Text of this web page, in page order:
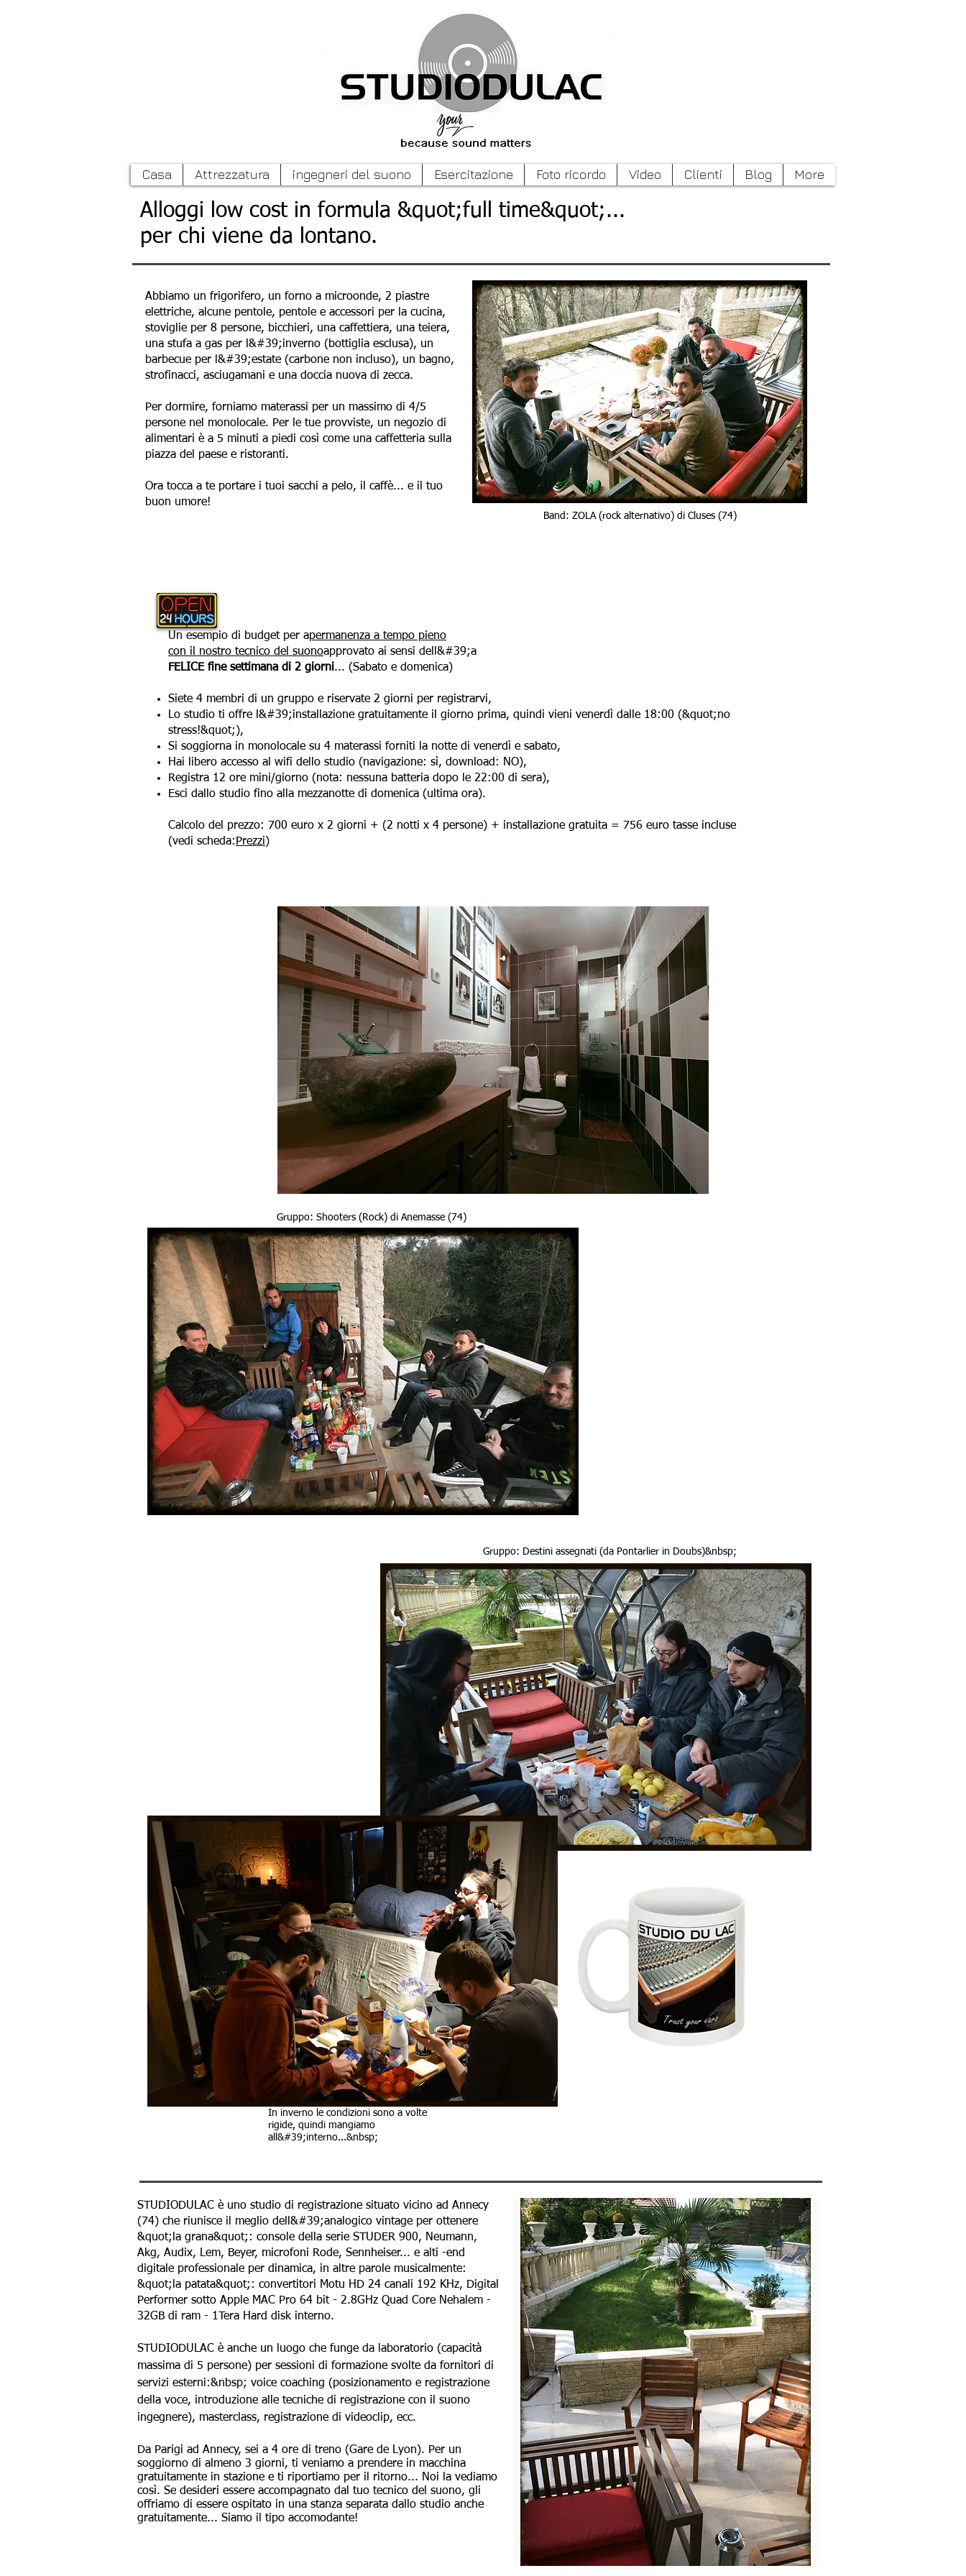
Casa Attrezzatura ingegneri del suono Esercitazione Foto ricordo Video Clienti Blog More
Band: ZOLA (rock alternativo) di Cluses (74)
Alloggi low cost in formula &quot;full time&quot;...
per chi viene da lontano.
Abbiamo un frigorifero, un forno a microonde, 2 piastre
elettriche, alcune pentole, pentole e accessori per la cucina,
stoviglie per 8 persone, bicchieri, una caffettiera, una teiera,
una stufa a gas per l&#39;inverno (bottiglia esclusa), un
barbecue per l&#39;estate (carbone non incluso), un bagno,
strofinacci, asciugamani e una doccia nuova di zecca.
Per dormire, forniamo materassi per un massimo di 4/5
persone nel monolocale. Per le tue provviste, un negozio di
alimentari è a 5 minuti a piedi così come una caffetteria sulla
piazza del paese e ristoranti.
Ora tocca a te portare i tuoi sacchi a pelo, il caffè... e il tuo
buon umore!
Un esempio di budget per apermanenza a tempo pieno
con il nostro tecnico del suonoapprovato ai sensi dell&#39;a
FELICE fine settimana di 2 giorni... (Sabato e domenica)
Siete 4 membri di un gruppo e riservate 2 giorni per registrarvi,
Lo studio ti offre l&#39;installazione gratuitamente il giorno prima, quindi vieni venerdì dalle 18:00 (&quot;no
stress!&quot;),
Si soggiorna in monolocale su 4 materassi forniti la notte di venerdì e sabato,
Hai libero accesso al wifi dello studio (navigazione: sì, download: NO),
Registra 12 ore mini/giorno (nota: nessuna batteria dopo le 22:00 di sera),
Esci dallo studio fino alla mezzanotte di domenica (ultima ora).
Calcolo del prezzo: 700 euro x 2 giorni + (2 notti x 4 persone) + installazione gratuita = 756 euro tasse incluse
(vedi scheda: Prezzi)
Gruppo: Shooters (Rock) di Anemasse (74)
Gruppo: Destini assegnati (da Pontarlier in Doubs)&nbsp;
Gruppo: Destini assegnati (da Pontarlier in Doubs)&nbsp;
In inverno le condizioni sono a volte
rigide, quindi mangiamo
all&#39;interno...&nbsp;
STUDIODULAC è uno studio di registrazione situato vicino ad Annecy
(74) che riunisce il meglio dell&#39;analogico vintage per ottenere
&quot;la grana&quot;: console della serie STUDER 900, Neumann,
Akg, Audix, Lem, Beyer, microfoni Rode, Sennheiser... e alti -end
digitale professionale per dinamica, in altre parole musicalmente:
&quot;la patata&quot;: convertitori Motu HD 24 canali 192 KHz, Digital
Performer sotto Apple MAC Pro 64 bit - 2.8GHz Quad Core Nehalem -
32GB di ram - 1Tera Hard disk interno.
STUDIODULAC è anche un luogo che funge da laboratorio (capacità
massima di 5 persone) per sessioni di formazione svolte da fornitori di
servizi esterni:&nbsp; voice coaching (posizionamento e registrazione
della voce, introduzione alle tecniche di registrazione con il suono
ingegnere), masterclass, registrazione di videoclip, ecc.
Da Parigi ad Annecy, sei a 4 ore di treno (Gare de Lyon). Per un
soggiorno di almeno 3 giorni, ti veniamo a prendere in macchina
gratuitamente in stazione e ti riportiamo per il ritorno... Noi la vediamo
così. Se desideri essere accompagnato dal tuo tecnico del suono, gli
offriamo di essere ospitato in una stanza separata dallo studio anche
gratuitamente... Siamo il tipo accomodante!